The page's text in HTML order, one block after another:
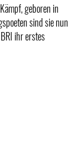
geboren in
sind sie nun
ihr erstes